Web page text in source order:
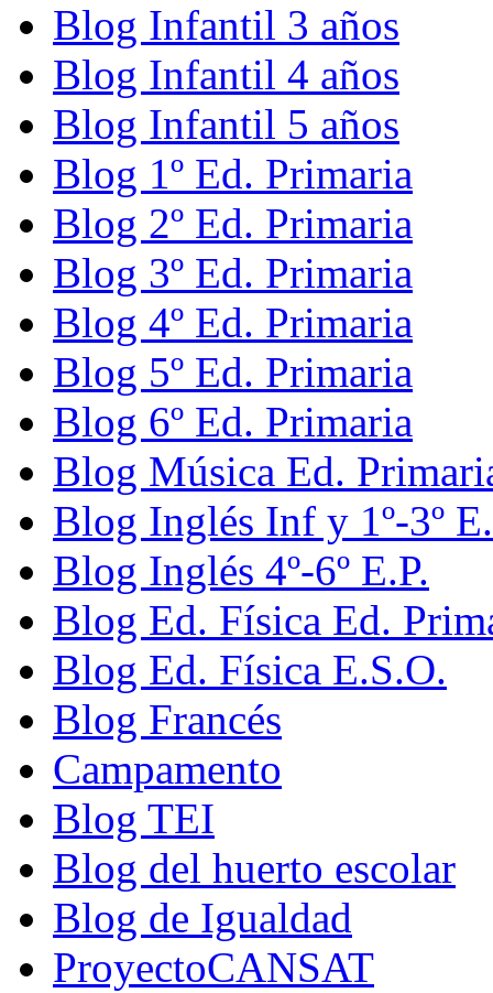
Blog Infantil 3 años
Blog Infantil 4 años
Blog Infantil 5 años
Blog 1º Ed. Primaria
Blog 2º Ed. Primaria
Blog 3º Ed. Primaria
Blog 4º Ed. Primaria
Blog 5º Ed. Primaria
Blog 6º Ed. Primaria
Blog Música Ed.
Blog Inglés Inf y 1º-3º
Blog Inglés 4º-6º E.P.
Blog Ed. Física Ed.
Blog Ed. Física E.S.O.
Blog Francés
Campamento
Blog TEI
Blog del huerto escolar
Blog de Igualdad
ProyectoCANSAT